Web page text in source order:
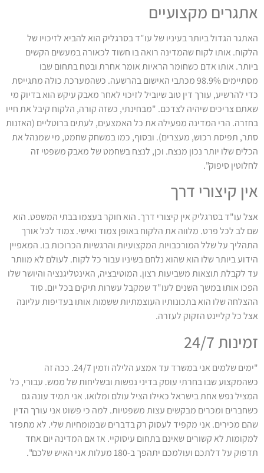
אתגרים מקצועיים
האתגר הגדול ביותר בעיניו של עו"ד בסרגליק הוא להביא לזיכויו של
הלקוח. אותו לקוח שהמדינה רואה בו חשוד לכאורה במעשים הקשים
ביותר. אותו אדם כשחומר הראיות אומר אחרת ובטח בתחום שבו
מסתיימים 98.9% מכתבי האישום בהרשעה. כשהמערכת כולה מתגייסת
כדי להרשיע, עורך דין טוב שיוביל לזיכוי לאחר מאבק עיקש הוא בדיוק מי
שאתם צריכים שיהיה לצדכם. "מבחינתי, כשזה קורה, הלקוח קיבל את חייו
בחזרה. הרי המדינה מפעילה את כל האמצעים, לעתים ברוטליים (האזנות
סתר, תפיסת רכוש, מעצרים). ובסוף, כמו במשחק שחמט, מי שמנהל את
הכלים שלו יותר נכון מנצח. וכן, לנצח בשחמט של מאבק משפטי זה
לחלוטין סיפוק".
אין קיצורי דרך
אצל עו"ד בסרגליק אין קיצורי דרך. הוא חוקר בעצמו בבתי המשפט. הוא
שם לב לכל פרט. מלווה את הלקוח באופן צמוד ואישי. צמוד לכל אורך
התהליך על שלל המורכבויות המקצועיות והרגשיות הכרוכות בו. המאפיין
הידוע ביותר שלו הוא שהוא נלחם בשיניו עבור כל לקוח. לעולם לא מוותר
עד לקבלת תוצאות משביעות רצון. המוטיבציה, האינטליגנציה והיושר שלו
הפכו אותו במשך השנים לעו"ד שמקבל עשרות תיקים בכל יום. סוד
ההצלחה שלו הוא בתכונותיו העוצמתיות ששמות אותו בעדיפות עליונה
אצל כל קליינט הזקוק לעזרה.
זמינות 24/7
"ימים שלמים אני במשרד עד אמצע הלילה וזמין 24/7. ככה זה
כשהמקצוע שבו בחרתי עוסק בדיני נפשות ובשליחות של ממש. עבורי, כל
המציל נפש אחת בישראל כאילו הציל עולם ומלואו. אני תמיד עונה גם
כשחברים ומכרים מבקשים עצות משפטיות. למה כי פשוט אני עורך הדין
שהם מכירים. אני מקפיד לעסוק רק בדברים שבמומחיות שלי. לא מתפזר
למקומות לא קשורים שאינם בתחום עיסוקיי. אז אם המדינה יום אחד
תדפוק על דלתכם ועולמכם יתהפך ב-180 מעלות אני האיש שלכם".